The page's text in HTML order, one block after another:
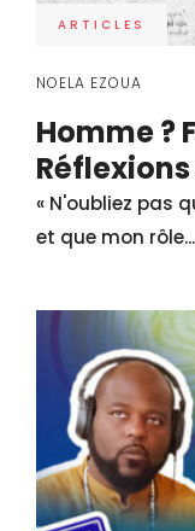
ARTICLES
NOELA EZOUA
Homme ?
« N'oubliez pas
et que mon rôle...